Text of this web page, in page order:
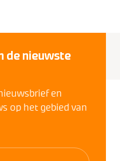
de nieuwste
en
op het gebied van